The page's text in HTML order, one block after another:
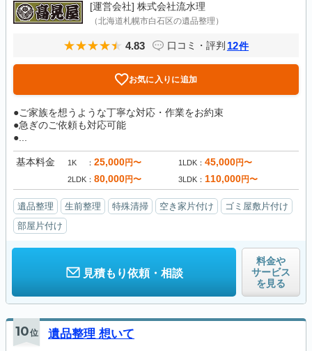
[運営会社] 株式会社流水理
（北海道札幌市白石区の遺品整理）
4.83 口コミ・評判 12件
お気に入りに追加
●ご家族を想うような丁寧な対応・作業をお約束
●急ぎのご依頼も対応可能
●...
基本料金 1K 25,000円〜 1LDK 45,000円〜
2LDK 80,000円〜 3LDK 110,000円〜
遺品整理 生前整理 特殊清掃 空き家片付け
ゴミ屋敷片付け
部屋片付け
見積もり依頼・相談
料金や
サービス
を見る
10位 遺品整理 想いて